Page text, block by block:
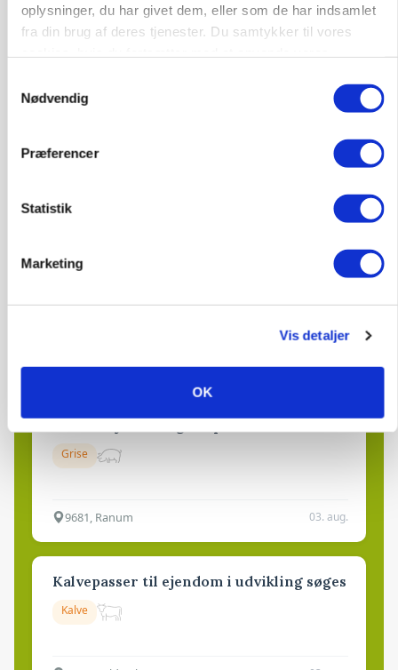
oplysninger, du har givet dem, eller som de har indsamlet
fra din brug af deres tjenester. Du samtykker til vores
Nødvendig
Præferencer
Statistik
Marketing
Vis detaljer
OK
Grise
Rørlægger / håndmand søges til
Anlæg
4690, Haslev 06. aug.
Lastbilchauffør søges til Henrik Haves
Medarbejdere til griseproduktion
Grise
9681, Ranum 03. aug.
Kalvepasser til ejendom i udvikling søges
Kalve